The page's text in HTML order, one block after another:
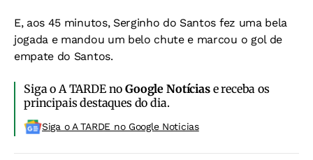
E, aos 45 minutos, Serginho do Santos fez uma bela
jogada e mandou um belo chute e marcou o gol de
empate do Santos.
Siga o A TARDE noGoogle Notíciase receba os
principais destaques do dia.
Siga o A TARDE no Google Noticias